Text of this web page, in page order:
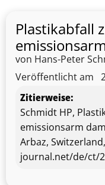
Plastikabfall
von Hans-Peter
Veröffentlicht am
Zitierweise:
Schmidt HP,
emissionsarm
Arbaz,
journal.net/de/ct/